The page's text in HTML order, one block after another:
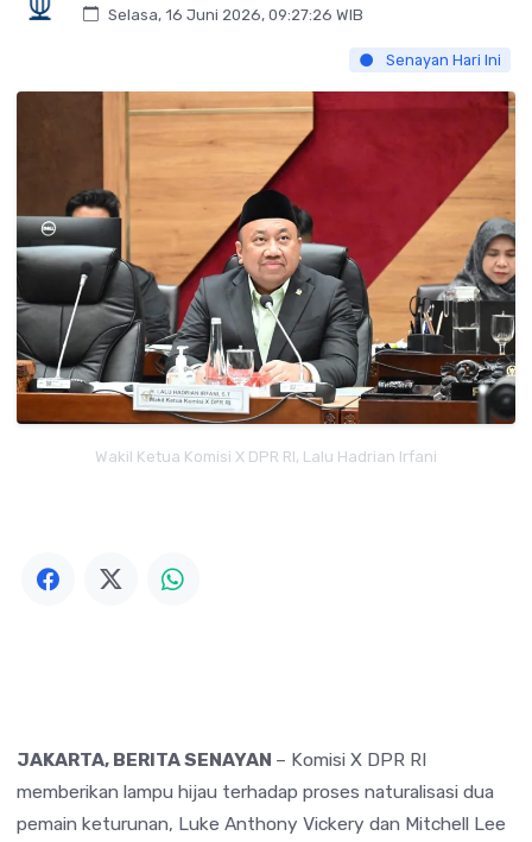
Selasa, 16 Juni 2026, 09:27:26 WIB
Senayan Hari Ini
Wakil Ketua Komisi X DPR RI, Lalu Hadrian Irfani
JAKARTA, BERITA SENAYAN – Komisi X DPR RI
memberikan lampu hijau terhadap proses naturalisasi dua
pemain keturunan, Luke Anthony Vickery dan Mitchell Lee